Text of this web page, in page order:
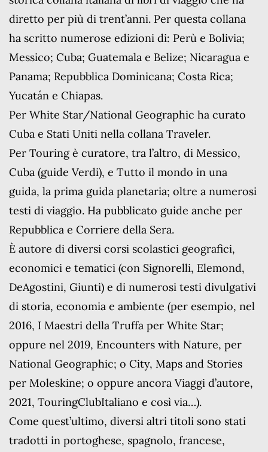
diretto per più di trent’anni. Per questa collana
ha scritto numerose edizioni di: Perù e Bolivia;
Messico; Cuba; Guatemala e Belize; Nicaragua e
Panama; Repubblica Dominicana; Costa Rica;
Yucatán e Chiapas.
Per White Star/National Geographic ha curato
Cuba e Stati Uniti nella collana Traveler.
Per Touring è curatore, tra l’altro, di Messico,
Cuba (guide Verdi), e Tutto il mondo in una
guida, la prima guida planetaria; oltre a numerosi
testi di viaggio. Ha pubblicato guide anche per
Repubblica e Corriere della Sera.
È autore di diversi corsi scolastici geografici,
economici e tematici (con Signorelli, Elemond,
DeAgostini, Giunti) e di numerosi testi divulgativi
di storia, economia e ambiente (per esempio, nel
2016, I Maestri della Truffa per White Star;
oppure nel 2019, Encounters with Nature, per
National Geographic; o City, Maps and Stories
per Moleskine; o oppure ancora Viaggi d’autore,
2021, TouringClubItaliano e così via…).
Come quest’ultimo, diversi altri titoli sono stati
tradotti in portoghese, spagnolo, francese,